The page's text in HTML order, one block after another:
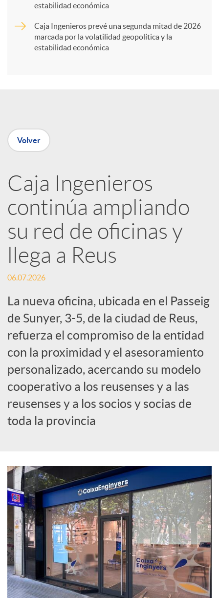
t
n
R
e
d
e
s
S
o
c
i
a
l
e
s
estabilidad económica
Caja Ingenieros prevé una segunda mitad de 2026
marcada por la volatilidad geopolítica y la
estabilidad económica
Volver
Caja Ingenieros
continúa ampliando
su red de oficinas y
llega a Reus
06.07.2026
La nueva oficina, ubicada en el Passeig
de Sunyer, 3-5, de la ciudad de Reus,
refuerza el compromiso de la entidad
con la proximidad y el asesoramiento
personalizado, acercando su modelo
cooperativo a los reusenses y a las
reusenses y a los socios y socias de
toda la provincia